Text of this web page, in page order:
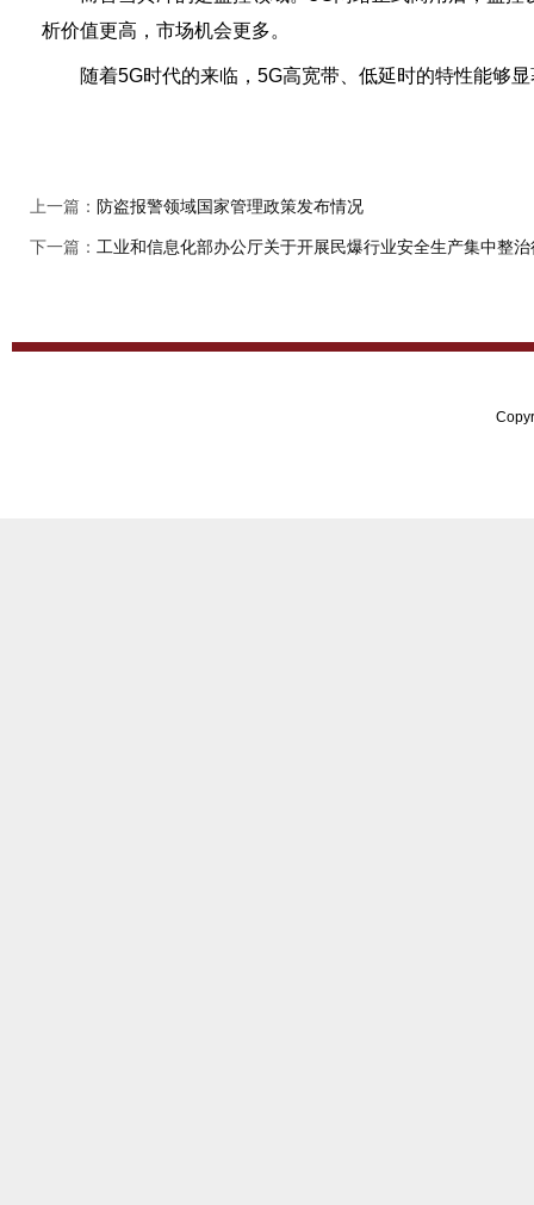
析价值更高，市场机会更多。
随着5G时代的来临，5G高宽带、低延时的特性能够显
上一篇： 防盗报警领域国家管理政策发布情况
下一篇： 工业和信息化部办公厅关于开展民爆行业安全生产集中整